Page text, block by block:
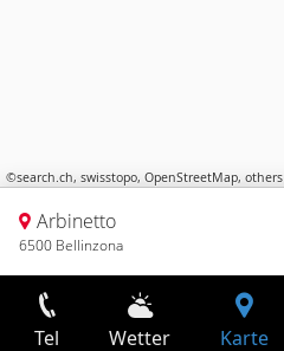
©search.ch, swisstopo, OpenStreetMap, others
Arbinetto
6500 Bellinzona
Tel Wetter Karte